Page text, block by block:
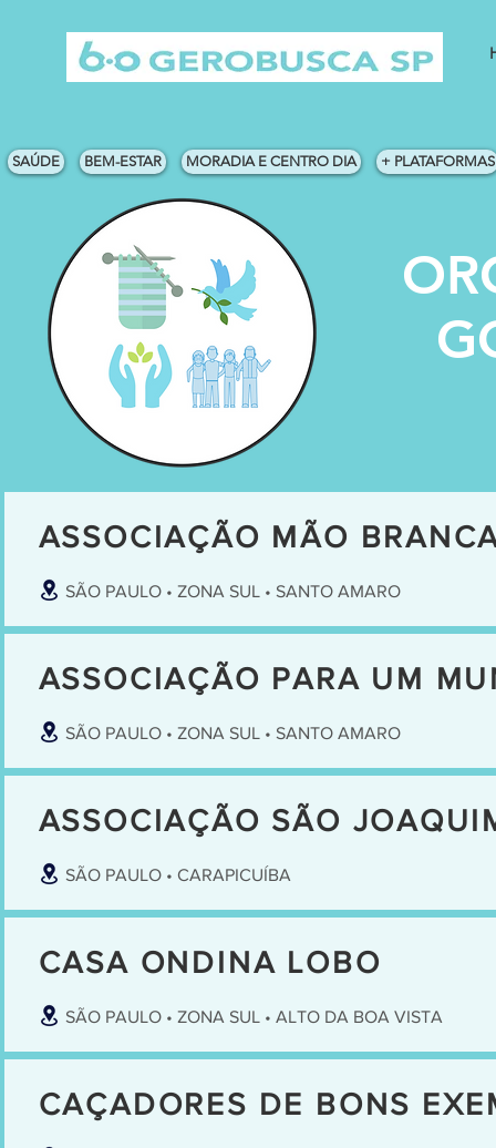
SAÚDE BEM-ESTAR MORADIA E CENTRO DIA + PLATAFORMAS
ASSOCIAÇÃO MÃO
SÃO PAULO • ZONA SUL • SANTO AMARO
ASSOCIAÇÃO PARA UM
SÃO PAULO • ZONA SUL • SANTO AMARO
ASSOCIAÇÃO SÃO
SÃO PAULO • CARAPICUÍBA
CASA ONDINA LOBO
SÃO PAULO • ZONA SUL • ALTO DA BOA VISTA
CAÇADORES DE BONS